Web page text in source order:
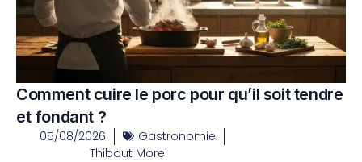
Comment cuire le porc pour qu’il soit tendre
et fondant ?
05/08/2026
Gastronomie
Thibaut Morel